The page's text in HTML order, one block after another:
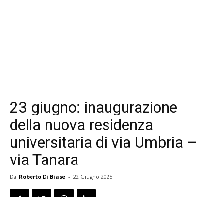
23 giugno: inaugurazione
della nuova residenza
universitaria di via Umbria –
via Tanara
Da Roberto Di Biase - 22 Giugno 2025